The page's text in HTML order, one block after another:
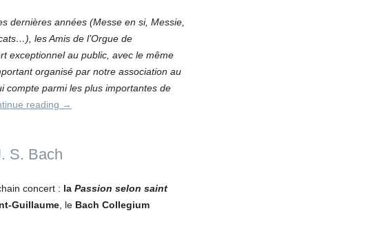
dernières années (Messe en si, Messie,
les Amis de l’Orgue de
exceptionnel au public, avec le même
organisé par notre association au
compte parmi les plus importantes de
reading →
S. Bach
concert : la Passion selon saint
Guillaume , le Bach Collegium